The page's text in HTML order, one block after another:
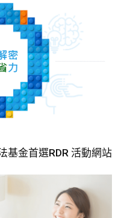
基金首選RDR 活動網站